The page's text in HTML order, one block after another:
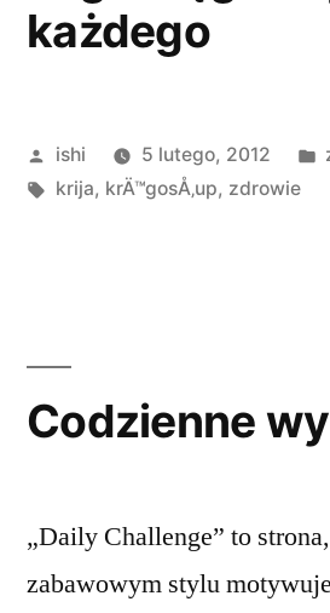
każdego
Opublikowane
przez
ishi 5 lutego, 2012
Tagi:
krija, krÄ™gosÅ‚up, zdrowie
Codzienne
„Daily Challenge” to
zabawowym stylu